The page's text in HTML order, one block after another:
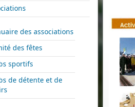
des associations
des fêtes
sportifs
de détente et de